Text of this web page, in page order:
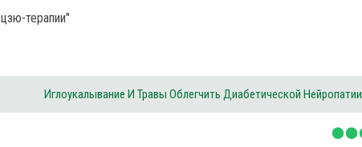
терапии"
Иглоукалывание И Травы Облегчить Диабетической Нейропатии